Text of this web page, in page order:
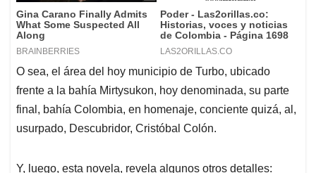
O sea, el área del hoy municipio de Turbo, ubicado
frente a la bahía Mirtysukon, hoy denominada, su parte
final, bahía Colombia, en homenaje, conciente quizá, al,
usurpado, Descubridor, Cristóbal Colón.
Y, luego, esta novela, revela algunos otros detalles: